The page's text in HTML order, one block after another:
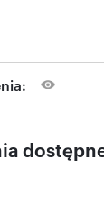
na aktywny
składa się z
od 37 m2
posiadają